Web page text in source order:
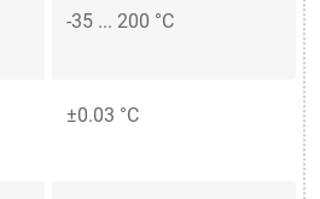
-35 ... 200 °C
±0.03 °C